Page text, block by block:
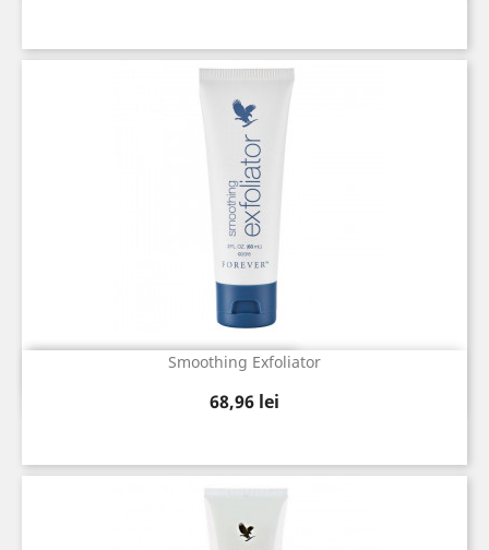
Smoothing Exfoliator
Pret
68,96 lei
Vizualizare rapida